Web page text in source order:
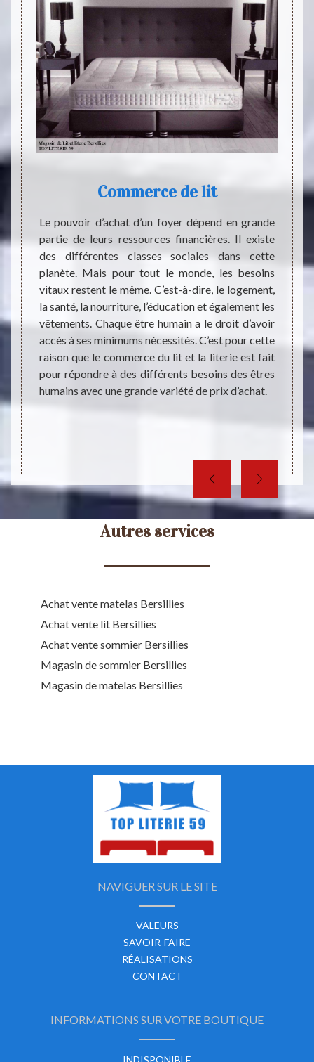
dire,
la
pour
il
Commerce de lit
Le pouvoir d’achat d’un foyer dépend en grande
partie de leurs ressources financières. Il existe
des différentes classes sociales dans cette
planète. Mais pour tout le monde, les besoins
vitaux restent le même. C’est-à-dire, le logement,
la santé, la nourriture, l’éducation et également les
vêtements. Chaque être humain a le droit d’avoir
accès à ses minimums nécessités. C’est pour cette
raison que le commerce du lit et la literie est fait
pour répondre à des différents besoins des êtres
humains avec une grande variété de prix d’achat.
Le
pas
le
soit
Autres services
Achat vente matelas Bersillies
Achat vente lit Bersillies
Achat vente sommier Bersillies
Magasin de sommier Bersillies
Magasin de matelas Bersillies
NAVIGUER SUR LE SITE
VALEURS
SAVOIR-FAIRE
RÉALISATIONS
CONTACT
INFORMATIONS SUR VOTRE BOUTIQUE
INDISPONIBLE